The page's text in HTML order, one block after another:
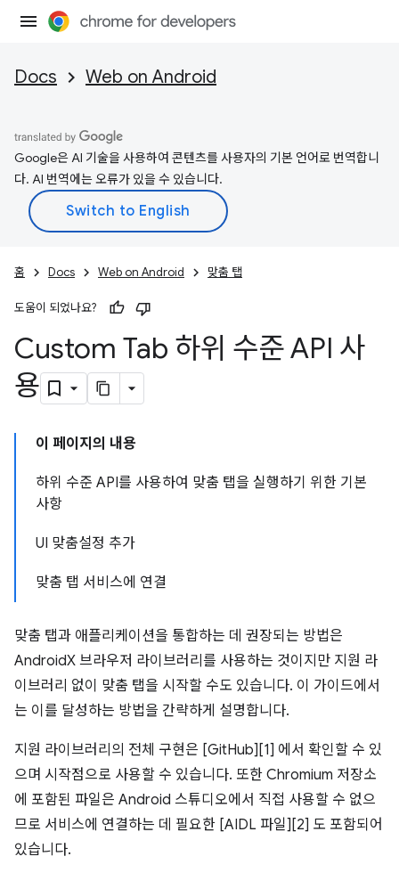
Docs Web on Android
Google은 AI 기술을 사용하여 콘텐츠를 사용자의 기본 언어로 번역합니
다. AI 번역에는 오류가 있을 수 있습니다.
홈 Docs Web on Android 맞춤 탭
도움이 되었나요?
Custom Tab 하위 수준 API 사
용
이 페이지의 내용
하위 수준 API를 사용하여 맞춤 탭을 실행하기 위한 기본
사항
UI 맞춤설정 추가
맞춤 탭 서비스에 연결
맞춤 탭과 애플리케이션을 통합하는 데 권장되는 방법은
AndroidX 브라우저 라이브러리를 사용하는 것이지만 지원 라
이브러리 없이 맞춤 탭을 시작할 수도 있습니다. 이 가이드에서
는 이를 달성하는 방법을 간략하게 설명합니다.
지원 라이브러리의 전체 구현은 [GitHub][1] 에서 확인할 수 있
으며 시작점으로 사용할 수 있습니다. 또한 Chromium 저장소
에 포함된 파일은 Android 스튜디오에서 직접 사용할 수 없으
므로 서비스에 연결하는 데 필요한 [AIDL 파일][2] 도 포함되어
있습니다.